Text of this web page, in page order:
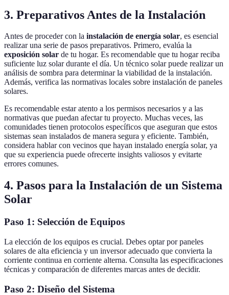
3. Preparativos Antes de la Instalación
Antes de proceder con la instalación de energía solar, es esencial
realizar una serie de pasos preparativos. Primero, evalúa la
exposición solar de tu hogar. Es recomendable que tu hogar reciba
suficiente luz solar durante el día. Un técnico solar puede realizar un
análisis de sombra para determinar la viabilidad de la instalación.
Además, verifica las normativas locales sobre instalación de paneles
solares.
Es recomendable estar atento a los permisos necesarios y a las
normativas que puedan afectar tu proyecto. Muchas veces, las
comunidades tienen protocolos específicos que aseguran que estos
sistemas sean instalados de manera segura y eficiente. También,
considera hablar con vecinos que hayan instalado energía solar, ya
que su experiencia puede ofrecerte insights valiosos y evitarte
errores comunes.
4. Pasos para la Instalación de un Sistema
Solar
Paso 1: Selección de Equipos
La elección de los equipos es crucial. Debes optar por paneles
solares de alta eficiencia y un inversor adecuado que convierta la
corriente continua en corriente alterna. Consulta las especificaciones
técnicas y comparación de diferentes marcas antes de decidir.
Paso 2: Diseño del Sistema